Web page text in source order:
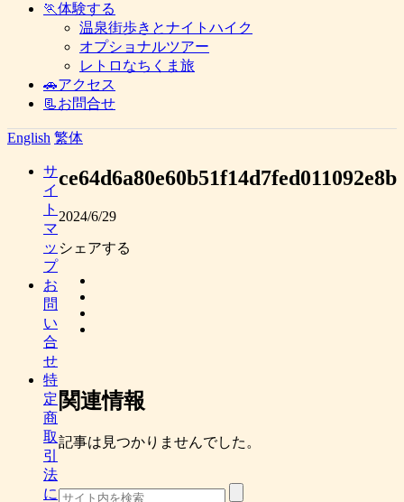
🏃体験する
温泉街歩きとナイトハイク
オプショナルツアー
レトロなちくま旅
🚗アクセス
📃お問合せ
English 繁体
ce64d6a80e60b51f14d7fed011092e8b
2024/6/29
シェアする
関連情報
記事は見つかりませんでした。
サ
イ
ト
マ
ッ
プ
お
問
い
合
せ
特
定
商
取
引
法
に